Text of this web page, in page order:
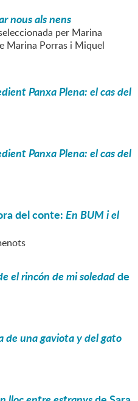
nous als nens
per Marina
Marina Porras i Miquel
Panxa Plena: el cas del
Panxa Plena: el cas del
del conte:En BUM i el
el rincón de mi soledadde
de una gaviota y del gato